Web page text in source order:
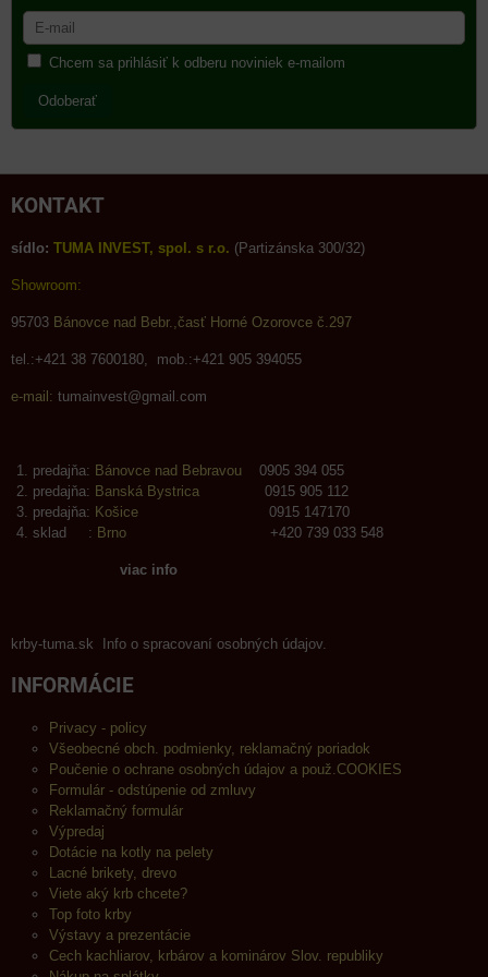
Chcem sa prihlásiť k odberu noviniek e-mailom
Odoberať
KONTAKT
sídlo: TUMA INVEST, spol. s r.o. (Partizánska 300/32)
Showroom:
95703 Bánovce nad Bebr.,časť Horné Ozorovce č.297
tel.:+421 38 7600180, mob.:+421 905 394055
e-mail: tumainvest@gmail.com
predajňa: Bánovce nad Bebravou 0905 394 055
predajňa: Banská Bystrica 0915 905 112
predajňa: Košice 0915 147170
sklad : Brno +420 739 033 548
viac info
krby-tuma.sk Info o spracovaní osobných údajov.
INFORMÁCIE
Privacy - policy
Všeobecné obch. podmienky, reklamačný poriadok
Poučenie o ochrane osobných údajov a použ.COOKIES
Formulár - odstúpenie od zmluvy
Reklamačný formulár
Výpredaj
Dotácie na kotly na pelety
Lacné brikety, drevo
Viete aký krb chcete?
Top foto krby
Výstavy a prezentácie
Cech kachliarov, krbárov a kominárov Slov. republiky